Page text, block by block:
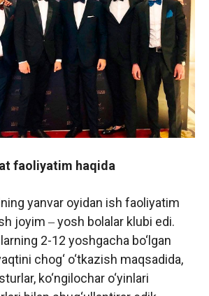
faoliyatim haqida
yanvar oyidan ish faoliyatim
joyim ‒ yosh bolalar klubi edi.
2-12 yoshgacha bo‘lgan
chog‘ o‘tkazish maqsadida,
ko‘ngilochar o‘yinlari